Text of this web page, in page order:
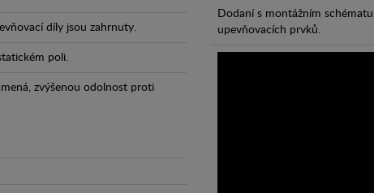
díly jsou zahrnuty.
poli.
zvýšenou odolnost proti
Dodaní s montážním
upevňovacích prvků.